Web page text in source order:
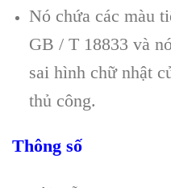
Nó chứa các màu
GB / T 18833 và
sai hình chữ nhật
thủ công.
Thông số